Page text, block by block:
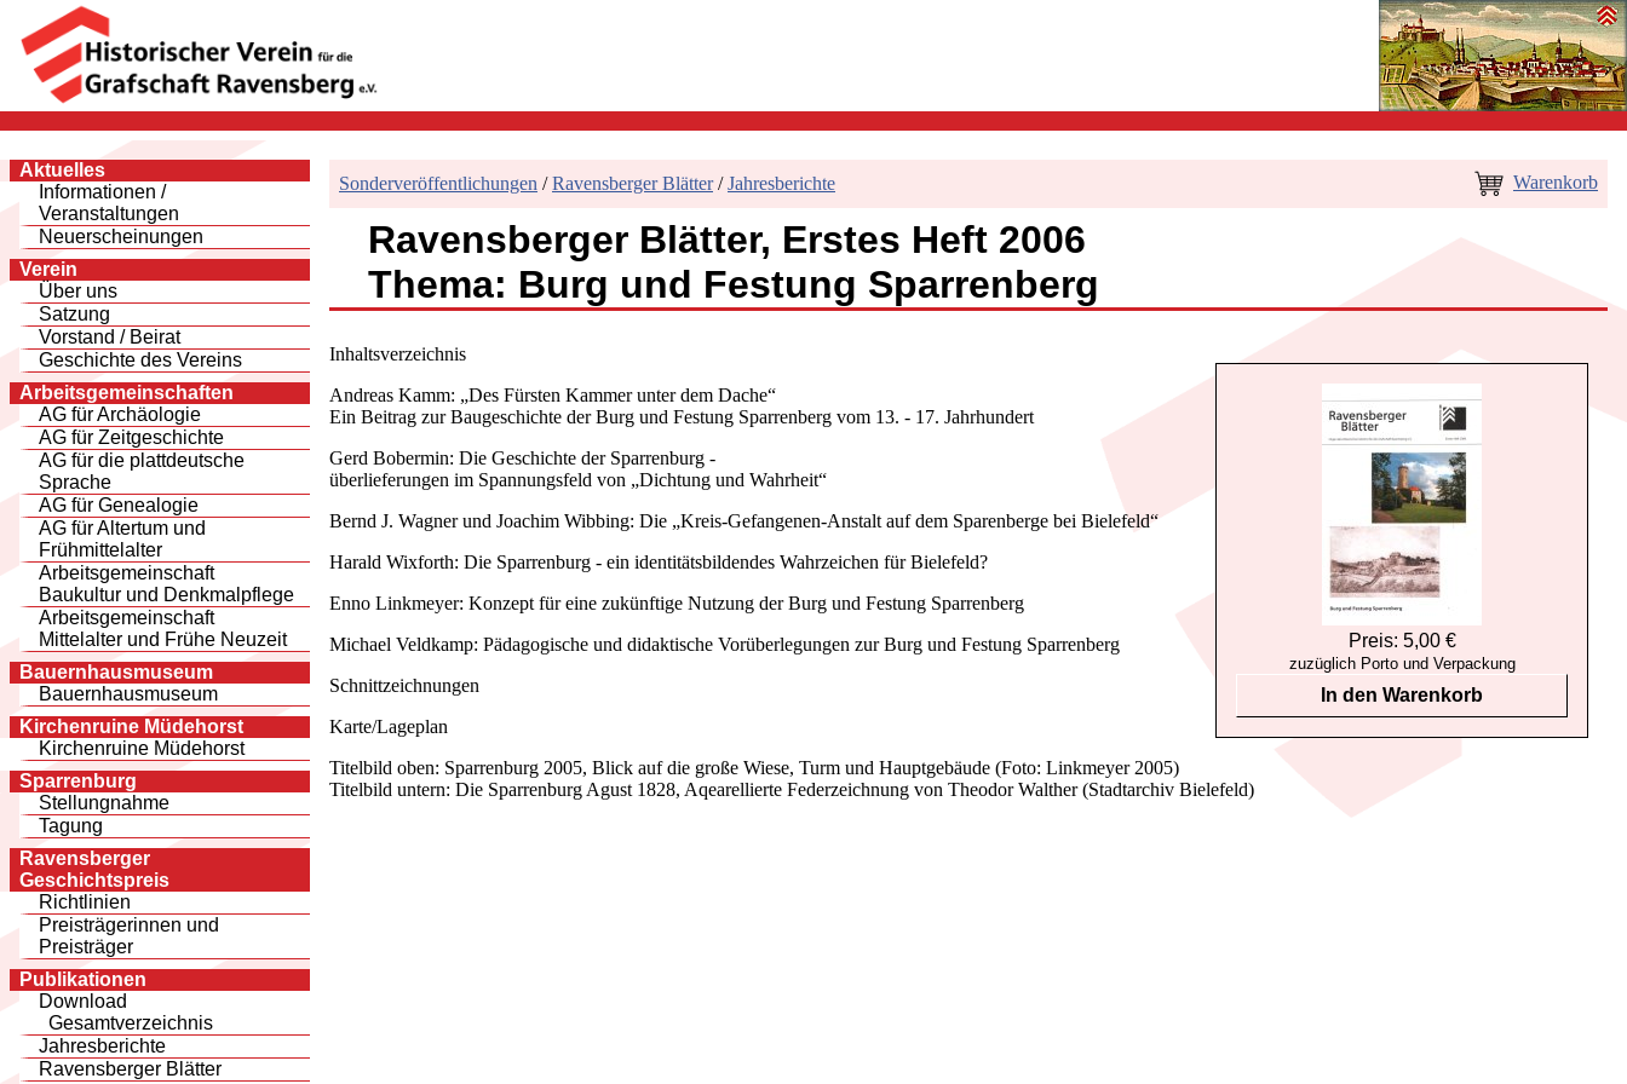
Aktuelles
Informationen /
Veranstaltungen
Neuerscheinungen
Verein
Über uns
Satzung
Vorstand / Beirat
Geschichte des Vereins
Arbeitsgemeinschaften
AG für Archäologie
AG für Zeitgeschichte
AG für die plattdeutsche
Sprache
AG für Genealogie
AG für Altertum und
Frühmittelalter
Arbeitsgemeinschaft
Baukultur und Denkmalpflege
Arbeitsgemeinschaft
Mittelalter und Frühe Neuzeit
Bauernhausmuseum
Bauernhausmuseum
Kirchenruine Müdehorst
Kirchenruine Müdehorst
Sparrenburg
Stellungnahme
Tagung
Ravensberger
Geschichtspreis
Richtlinien
Preisträgerinnen und
Preisträger
Publikationen
Download
Gesamtverzeichnis
Jahresberichte
Ravensberger Blätter
Sonderveröffentlichungen /Ravensberger Blätter/Jahresberichte Warenkorb
Ravensberger Blätter, Erstes Heft 2006
Thema: Burg und Festung Sparrenberg
Preis: 5,00 €
zuzüglich Porto und Verpackung
In den Warenkorb
Inhaltsverzeichnis
Andreas Kamm: „Des Fürsten Kammer unter dem Dache“
Ein Beitrag zur Baugeschichte der Burg und Festung Sparrenberg vom 13. - 17. Jahrhundert
Gerd Bobermin: Die Geschichte der Sparrenburg -
überlieferungen im Spannungsfeld von „Dichtung und Wahrheit“
Bernd J. Wagner und Joachim Wibbing: Die „Kreis-Gefangenen-Anstalt auf dem Sparenberge bei Bielefeld“
Harald Wixforth: Die Sparrenburg - ein identitätsbildendes Wahrzeichen für Bielefeld?
Enno Linkmeyer: Konzept für eine zukünftige Nutzung der Burg und Festung Sparrenberg
Michael Veldkamp: Pädagogische und didaktische Vorüberlegungen zur Burg und Festung Sparrenberg
Schnittzeichnungen
Karte/Lageplan
Titelbild oben: Sparrenburg 2005, Blick auf die große Wiese, Turm und Hauptgebäude (Foto: Linkmeyer 2005)
Titelbild untern: Die Sparrenburg Agust 1828, Aqearellierte Federzeichnung von Theodor Walther (Stadtarchiv Bielefeld)